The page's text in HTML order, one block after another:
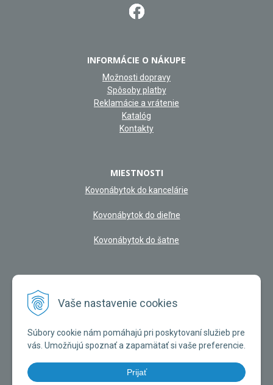
Vaše nastavenie cookies
Súbory cookie nám pomáhajú pri poskytovaní služieb pre
vás. Umožňujú spoznať a zapamätať si vaše preferencie.
Prijať
INFORMÁCIE O NÁKUPE
Možnosti dopravy
Spôsoby platby
Reklamácie a vrátenie
Katalóg
Kontakty
MIESTNOSTI
Kovonábytok do kancelárie
Kovonábytok do dieľne
Kovonábytok do šatne